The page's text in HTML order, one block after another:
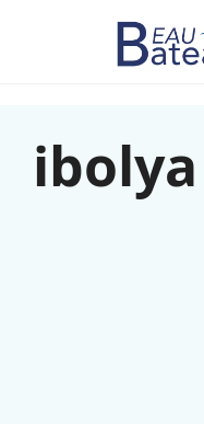
ibolya